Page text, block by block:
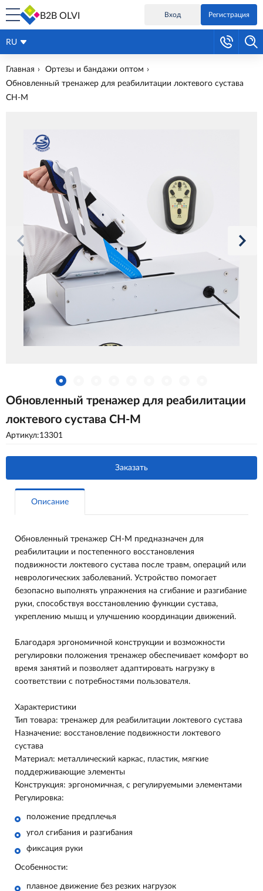
B2B OLVI Вход Регистрация
RU
Главная
Ортезы и бандажи оптом
Обновленный тренажер для реабилитации локтевого сустава
CH-M
Обновленный тренажер для реабилитации
локтевого сустава CH-M
Артикул:13301
Заказать
Описание
Обновленный тренажер CH-M предназначен для
реабилитации и постепенного восстановления
подвижности локтевого сустава после травм, операций или
неврологических заболеваний. Устройство помогает
безопасно выполнять упражнения на сгибание и разгибание
руки, способствуя восстановлению функции сустава,
укреплению мышц и улучшению координации движений.
Благодаря эргономичной конструкции и возможности
регулировки положения тренажер обеспечивает комфорт во
время занятий и позволяет адаптировать нагрузку в
соответствии с потребностями пользователя.
Характеристики
Тип товара: тренажер для реабилитации локтевого сустава
Назначение: восстановление подвижности локтевого
сустава
Материал: металлический каркас, пластик, мягкие
поддерживающие элементы
Конструкция: эргономичная, с регулируемыми элементами
Регулировка:
положение предплечья
угол сгибания и разгибания
фиксация руки
Особенности:
плавное движение без резких нагрузок